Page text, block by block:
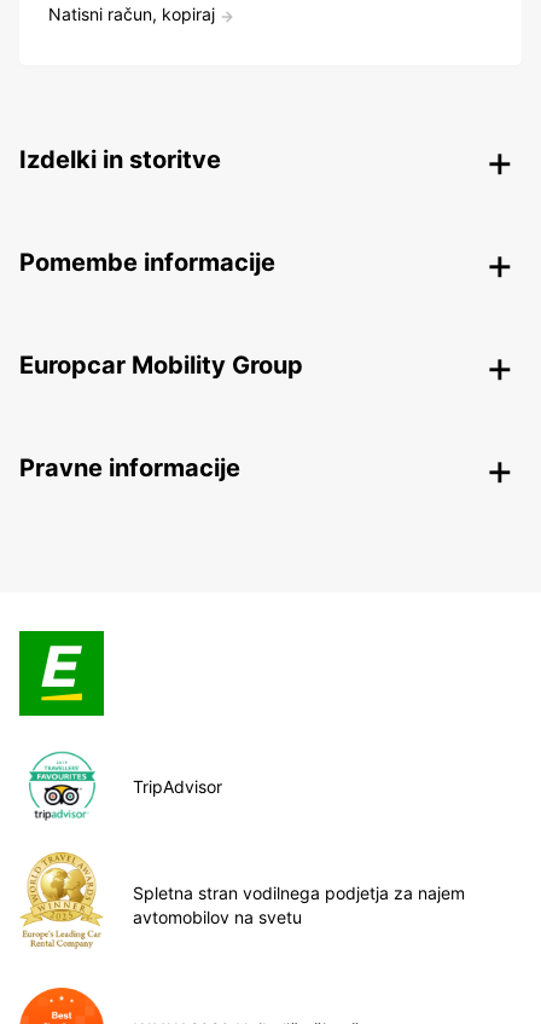
Natisni račun, kopiraj
Izdelki in storitve
Pomembe informacije
Europcar Mobility Group
Pravne informacije
TripAdvisor
Spletna stran vodilnega podjetja za najem
avtomobilov na svetu